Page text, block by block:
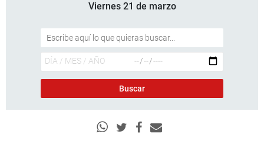
Viernes 21 de marzo